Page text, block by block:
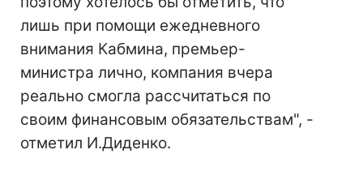
лишь при помощи ежедневного
внимания Кабмина, премьер-
министра лично, компания вчера
реально смогла рассчитаться по
своим финансовым обязательствам", -
отметил И.Диденко.